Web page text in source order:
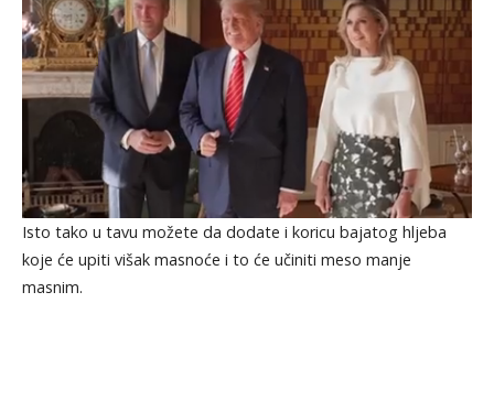
Isto tako u tavu možete da dodate i koricu bajatog hljeba
koje će upiti višak masnoće i to će učiniti meso manje
masnim.